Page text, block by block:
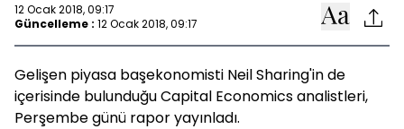
12 Ocak 2018, 09:17
Güncelleme : 12 Ocak 2018, 09:17
Gelişen piyasa başekonomisti Neil Sharing'in de
içerisinde bulunduğu Capital Economics analistleri,
Perşembe günü rapor yayınladı.